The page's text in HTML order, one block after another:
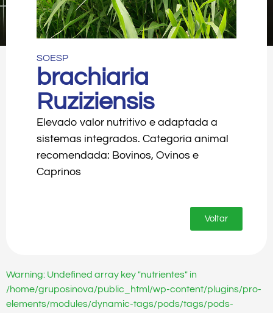
SOESP
brachiaria
Ruziziensis
Elevado valor nutritivo e adaptada a
sistemas integrados. Categoria animal
recomendada: Bovinos, Ovinos e
Caprinos
Voltar
Warning: Undefined array key "nutrientes" in
/home/gruposinova/public_html/wp-content/plugins/pro-
elements/modules/dynamic-tags/pods/tags/pods-